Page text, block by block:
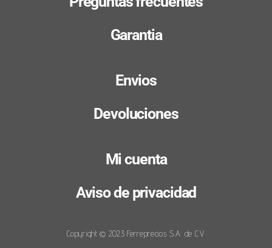
Garantia
Envios
Devoluciones
Mi cuenta
Aviso de privacidad
Copyright © 2023 Ferreprecios S.A. de C.V.